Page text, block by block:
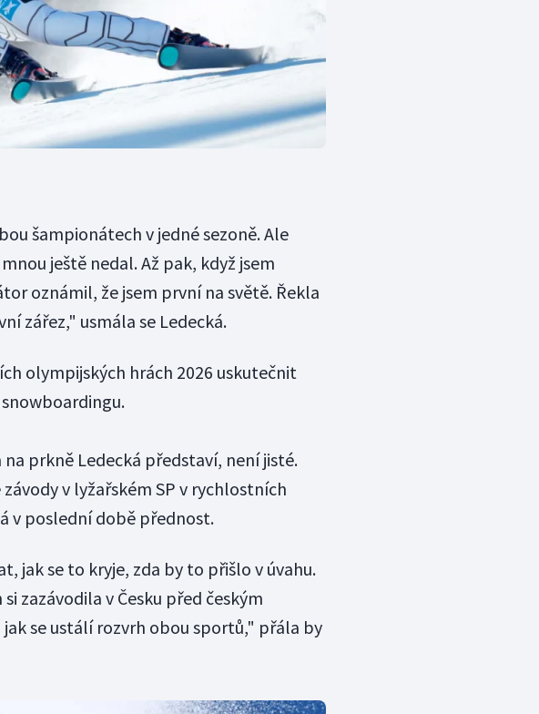
šampionátech v jedné sezoně. Ale
ještě nedal. Až pak, když jsem
oznámil, že jsem první na světě. Řekla
zářez," usmála se Ledecká.
olympijských hrách 2026 uskutečnit
prkně Ledecká představí, není jisté.
v lyžařském SP v rychlostních
v poslední době přednost.
jak se to kryje, zda by to přišlo v úvahu.
zazávodila v Česku před českým
se ustálí rozvrh obou sportů," přála by